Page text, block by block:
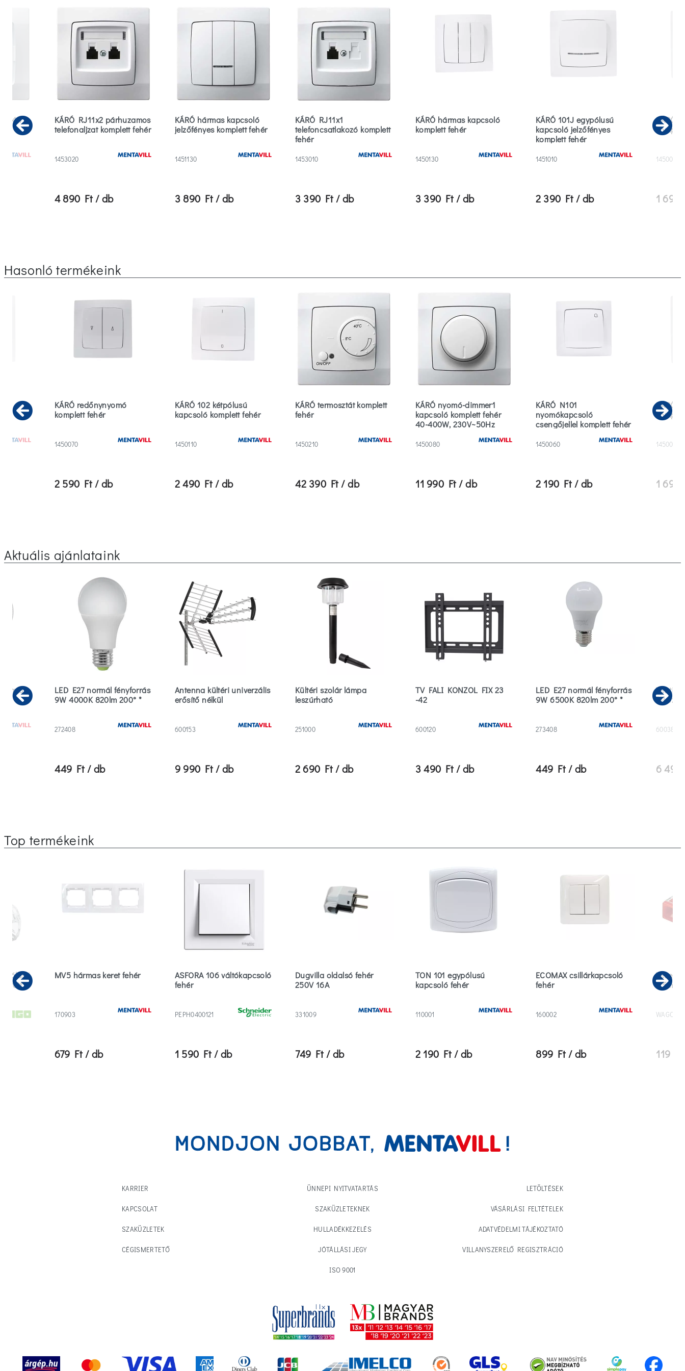
Previous
IP44
KÁRÓ RJ11x2 párhuzamos
telefonaljzat komplett fehér
1453020
4 890 Ft / db
KÁRÓ hármas kapcsoló
jelzőfényes komplett fehér
1451130
3 890 Ft / db
KÁRÓ RJ11x1
telefoncsatlakozó komplett
fehér
1453010
3 390 Ft / db
KÁRÓ hármas kapcsoló
komplett fehér
1450130
3 390 Ft / db
KÁRÓ 101J egypólusú
kapcsoló jelzőfényes
komplett fehér
1451010
2 390 Ft / db
KÁRÓ
1450020
1 690
Hasonló termékeink
Previous
KÁRÓ redőnynyomó
komplett fehér
1450070
2 590 Ft / db
KÁRÓ 102 kétpólusú
kapcsoló komplett fehér
1450110
2 490 Ft / db
KÁRÓ termosztát komplett
fehér
1450210
42 390 Ft / db
KÁRÓ nyomó-dimmer1
kapcsoló komplett fehér
40-400W, 230V~50Hz
1450080
11 990 Ft / db
KÁRÓ N101
nyomókapcsoló
csengőjellel komplett fehér
1450060
2 190 Ft / db
KÁRÓ
1450020
1 690
Aktuális ajánlataink
Previous
3
LED E27 normál fényforrás
9W 4000K 820lm 200° *
272408
449 Ft / db
Antenna kültéri univerzális
erősítő nélkül
600153
9 990 Ft / db
Kültéri szolár lámpa
leszúrható
251000
2 690 Ft / db
TV FALI KONZOL FIX 23
-42
600120
3 490 Ft / db
LED E27 normál fényforrás
9W 6500K 820lm 200° *
273408
449 Ft / db
600383
6
Top termékeink
Previous
pólusú
MV5 hármas keret fehér
170903
679 Ft / db
ASFORA 106 váltókapcsoló
fehér
PEPH0400121
1 590 Ft / db
Dugvilla oldalsó fehér
250V 16A
331009
749 Ft / db
TON 101 egypólusú
kapcsoló fehér
110001
2 190 Ft / db
ECOMAX csillárkapcsoló
fehér
160002
899 Ft / db
WAGO-
119
KARRIER
KAPCSOLAT
SZAKÜZLETEK
CÉGISMERTETŐ
ÜNNEPI NYITVATARTÁS
SZAKÜZLETEKNEK
HULLADÉKKEZELÉS
JÓTÁLLÁSI JEGY
ISO 9001
LETÖLTÉSEK
VÁSÁRLÁSI FELTÉTELEK
ADATVÉDELMI TÁJÉKOZTATÓ
VILLANYSZERELŐ REGISZTRÁCIÓ